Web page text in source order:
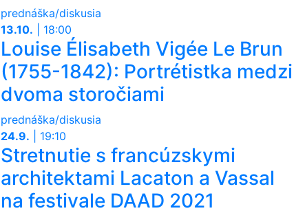
prednáška/diskusia
13.10.
18:00
Louise Élisabeth Vigée Le Brun
(1755-1842): Portrétistka medzi
dvoma storočiami
prednáška/diskusia
24.9.
19:10
Stretnutie s francúzskymi
architektami Lacaton a Vassal
na festivale DAAD 2021